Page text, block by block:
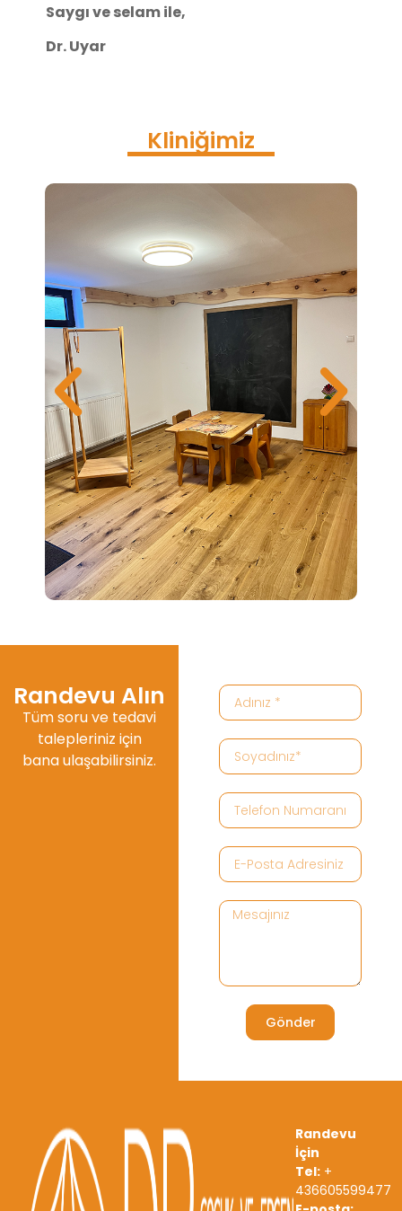
Saygı ve selam ile,
Dr. Uyar
Kliniğimiz
Randevu Alın
Tüm soru ve tedavi
talepleriniz için
bana ulaşabilirsiniz.
Gönder
Randevu
İçin
Tel: +
436605599477